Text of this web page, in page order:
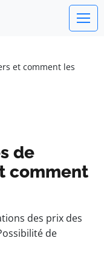
et comment les
de
comment
des prix des
de